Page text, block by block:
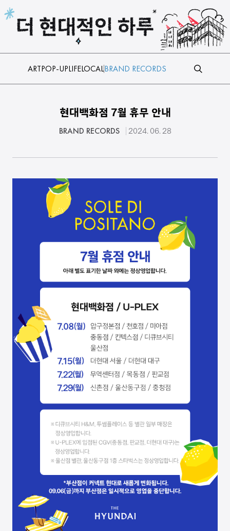
본문 바로가기
ARTPOP-UPLIFELOCALBRAND RECORDS
현대백화점 7월 휴무 안내
BRAND RECORDS 2024. 06. 28